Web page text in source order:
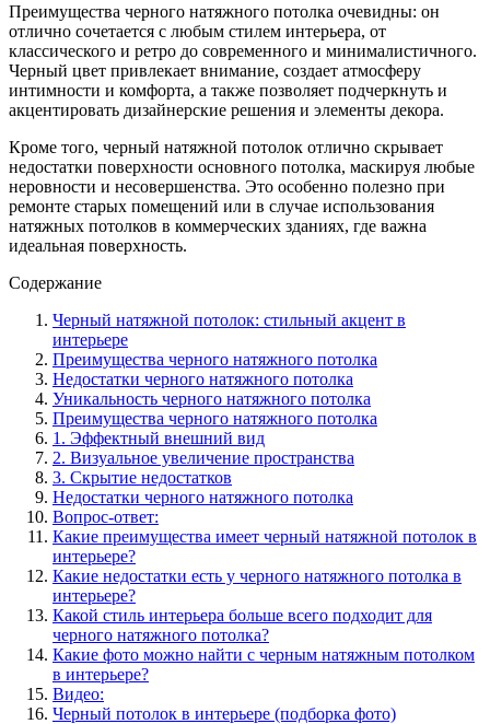
Преимущества черного натяжного потолка очевидны: он
отлично сочетается с любым стилем интерьера, от
классического и ретро до современного и минималистичного.
Черный цвет привлекает внимание, создает атмосферу
интимности и комфорта, а также позволяет подчеркнуть и
акцентировать дизайнерские решения и элементы декора.
Кроме того, черный натяжной потолок отлично скрывает
недостатки поверхности основного потолка, маскируя любые
неровности и несовершенства. Это особенно полезно при
ремонте старых помещений или в случае использования
натяжных потолков в коммерческих зданиях, где важна
идеальная поверхность.
Содержание
Черный натяжной потолок: стильный акцент в
интерьере
Преимущества черного натяжного потолка
Недостатки черного натяжного потолка
Уникальность черного натяжного потолка
Преимущества черного натяжного потолка
1. Эффектный внешний вид
2. Визуальное увеличение пространства
3. Скрытие недостатков
Недостатки черного натяжного потолка
Вопрос-ответ:
Какие преимущества имеет черный натяжной потолок в
интерьере?
Какие недостатки есть у черного натяжного потолка в
интерьере?
Какой стиль интерьера больше всего подходит для
черного натяжного потолка?
Какие фото можно найти с черным натяжным потолком
в интерьере?
Видео:
Черный потолок в интерьере (подборка фото)